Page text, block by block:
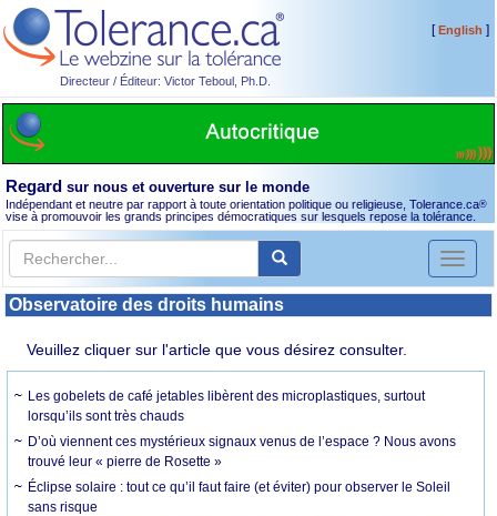
Directeur / Éditeur: Victor Teboul, Ph.D.
[English ]
Regard sur nous et ouverture sur le monde
Indépendant et neutre par rapport à toute orientation politique ou religieuse, Tolerance.ca®
vise à promouvoir les grands principes démocratiques sur lesquels repose la tolérance.
Toggle
Observatoire des droits humains
Veuillez cliquer sur l'article que vous désirez consulter.
Les gobelets de café jetables libèrent des microplastiques, surtout
lorsqu’ils sont très chauds
D’où viennent ces mystérieux signaux venus de l’espace ? Nous avons
trouvé leur « pierre de Rosette »
Éclipse solaire : tout ce qu’il faut faire (et éviter) pour observer le Soleil
sans risque